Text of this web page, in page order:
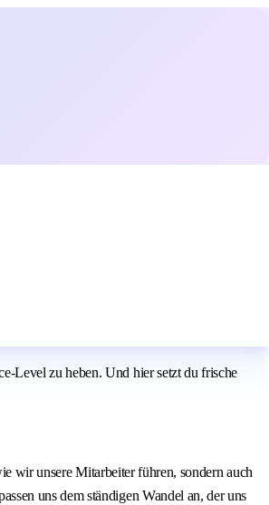
zu heben. Und hier setzt du frische
wir unsere Mitarbeiter führen, sondern auch
uns dem ständigen Wandel an, der uns